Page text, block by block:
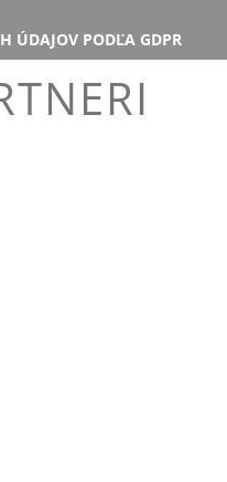
ÚDAJOV PODĽA GDPR